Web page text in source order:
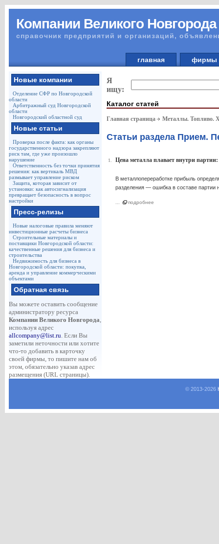
Компании Великого Новгорода
справочник предприятий и организаций,
главная
Новые компании
Отделение СФР по Новгородской
области
Арбитражный суд Новгородской
области
Новгородский областной суд
Новые статьи
Проверка после факта: как органы
государственного надзора закрепляют
риск там, где уже произошло
нарушение
Ответственность без точки принятия
решения: как вертикаль МВД
размывает управление риском
Защита, которая зависит от
установки: как автосигнализация
превращает безопасность в вопрос
настройки
Пресс-релизы
Новые налоговые правила меняют
инвестиционные расчеты бизнеса
Строительные материалы и
поставщики Новгородской области:
качественные решения для бизнеса и
строительства
Недвижимость для бизнеса в
Новгородской области: покупка,
аренда и управление коммерческими
объектами
Обратная связь
Вы можете оставить сообщение
администратору ресурса
Компании Великого Новгорода,
используя адрес
allcompany@list.ru. Если Вы
заметили неточности или хотите
что-то добавить в карточку
своей фирмы, то пишите нам об
этом, обязательно указав адрес
размещения (URL страницы).
Я
ищу:
Каталог статей
Главная страница Металлы. Топливо.
Статьи раздела Прием.
1. Цена металла плавает внутри
В металлопереработке прибыль
разделения — ошибка в составе партии
подробнее
© 2013-2026